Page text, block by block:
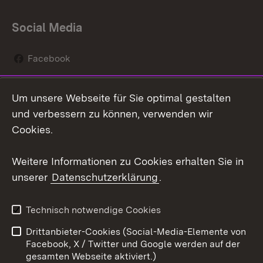
Social Media
Facebook
Social Wall
Youtube
Kontakt
Datenschutz
Barrierefreiheit
Impressum Cookies
Um unsere Webseite für Sie optimal gestalten
und verbessern zu können, verwenden wir
Cookies.
Weitere Informationen zu Cookies erhalten Sie in
unserer Datenschutzerklärung.
Technisch notwendige Cookies
Drittanbieter-Cookies (Social-Media-Elemente von
Facebook, X / Twitter und Google werden auf der
gesamten Webseite aktiviert.)